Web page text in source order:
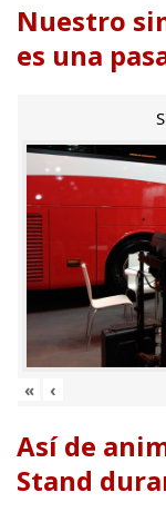
Nuestro
es una
« ‹
Así de
Stand